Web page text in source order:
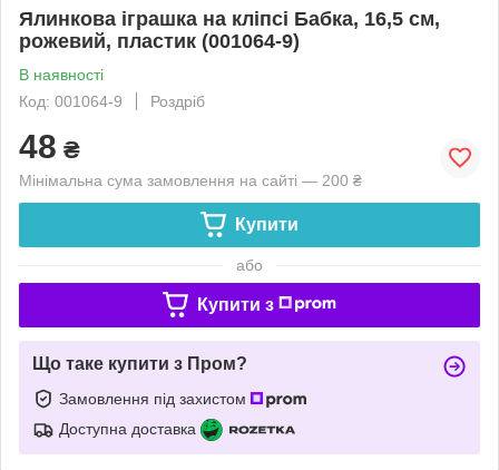
Ялинкова іграшка на кліпсі Бабка, 16,5 см,
рожевий, пластик (001064-9)
В наявності
Код: 001064-9
Роздріб
48 ₴
Мінімальна сума замовлення на сайті — 200 ₴
Купити
або
Купити з
Що таке купити з Пром?
Замовлення під захистом
Доступна доставка